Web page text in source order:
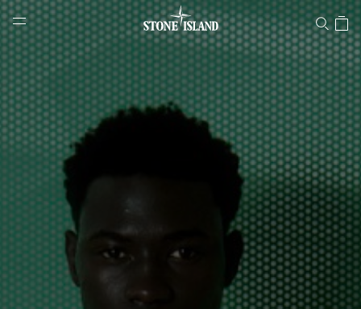
Stone Islandオンラインストア
NAVIGATION.ARIA.GOTOMAINCONTENT
LABEL.SHOPPINGCOUNTRY 日本